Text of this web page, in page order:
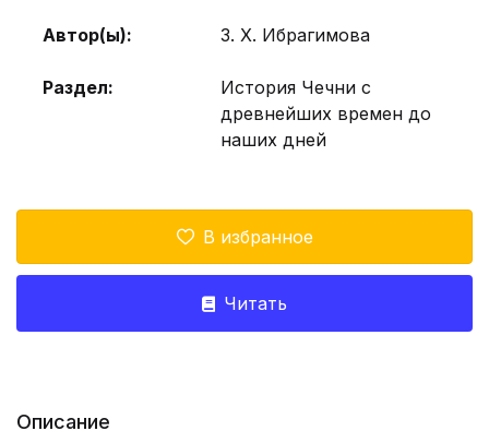
Автор(ы): З. Х. Ибрагимова
Раздел:
История Чечни с
древнейших времен до
наших дней
В избранное
Читать
Описание